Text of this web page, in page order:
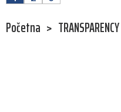
Početna >